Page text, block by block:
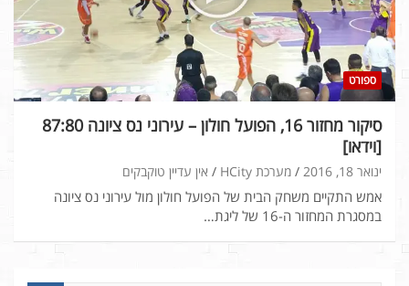
ספורט
סיקור מחזור 16, הפועל חולון – עירוני נס ציונה 87:80
[וידאו]
ינואר 18, 2016 מערכת HCity אין עדיין טוקבקים
אמש התקיים משחק הבית של הפועל חולון מול עירוני נס ציונה
במסגרת המחזור ה-16 של ליגת…